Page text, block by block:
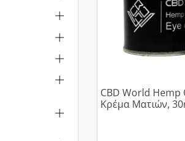
CBD World Hemp
Κρέμα Ματιών,